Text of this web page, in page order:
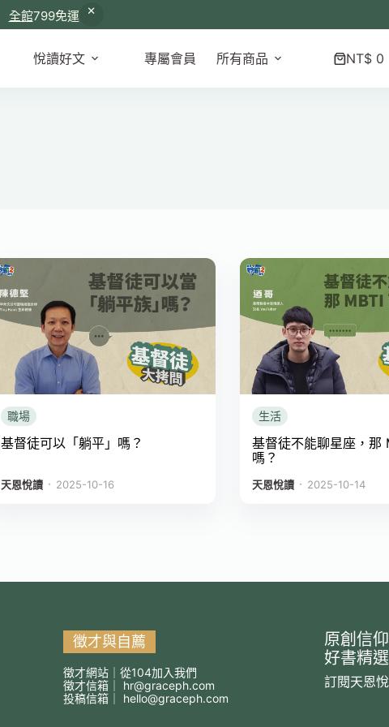
全館799免運
悅讀好文 專屬會員 所有商品
購NT$0
職場
基督徒可以「躺平」嗎？
天恩悅讀． 2025-10-16
生活
基督徒不能聊星座，那
嗎？
天恩悅讀． 2025-10-14
徵才與自薦
徵才網站｜從104加入我們
徵才信箱｜ hr@graceph.com
投稿信箱｜ hello@graceph.com
原創信
好書精
訂閱天恩